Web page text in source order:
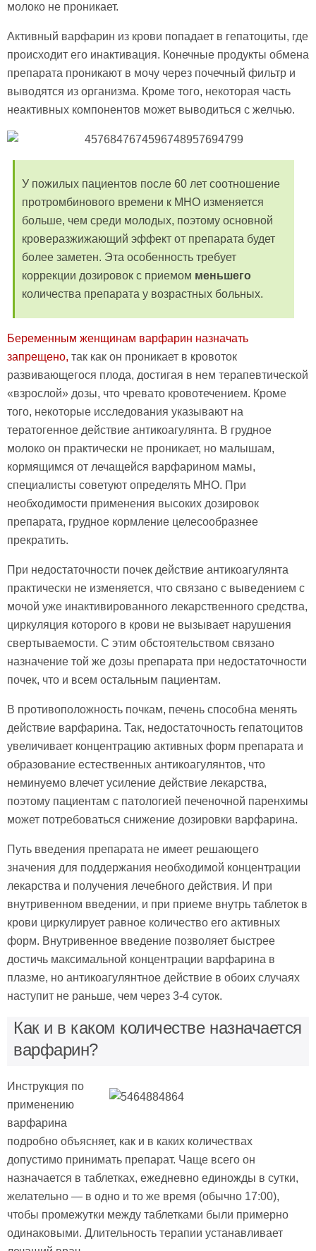
молоко не проникает.
Активный варфарин из крови попадает в гепатоциты, где
происходит его инактивация. Конечные продукты обмена
препарата проникают в мочу через почечный фильтр и
выводятся из организма. Кроме того, некоторая часть
неактивных компонентов может выводиться с желчью.
У пожилых пациентов после 60 лет соотношение
протромбинового времени к МНО изменяется
больше, чем среди молодых, поэтому основной
кроверазжижающий эффект от препарата будет
более заметен. Эта особенность требует
коррекции дозировок с приемом меньшего
количества препарата у возрастных больных.
Беременным женщинам варфарин назначать
запрещено, так как он проникает в кровоток
развивающегося плода, достигая в нем терапевтической
«взрослой» дозы, что чревато кровотечением. Кроме
того, некоторые исследования указывают на
тератогенное действие антикоагулянта. В грудное
молоко он практически не проникает, но малышам,
кормящимся от лечащейся варфарином мамы,
специалисты советуют определять МНО. При
необходимости применения высоких дозировок
препарата, грудное кормление целесообразнее
прекратить.
При недостаточности почек действие антикоагулянта
практически не изменяется, что связано с выведением с
мочой уже инактивированного лекарственного средства,
циркуляция которого в крови не вызывает нарушения
свертываемости. С этим обстоятельством связано
назначение той же дозы препарата при недостаточности
почек, что и всем остальным пациентам.
В противоположность почкам, печень способна менять
действие варфарина. Так, недостаточность гепатоцитов
увеличивает концентрацию активных форм препарата и
образование естественных антикоагулянтов, что
неминуемо влечет усиление действие лекарства,
поэтому пациентам с патологией печеночной паренхимы
может потребоваться снижение дозировки варфарина.
Путь введения препарата не имеет решающего
значения для поддержания необходимой концентрации
лекарства и получения лечебного действия. И при
внутривенном введении, и при приеме внутрь таблеток в
крови циркулирует равное количество его активных
форм. Внутривенное введение позволяет быстрее
достичь максимальной концентрации варфарина в
плазме, но антикоагулянтное действие в обоих случаях
наступит не раньше, чем через 3-4 суток.
Как и в каком количестве назначается
варфарин?
Инструкция по
применению
варфарина
подробно объясняет, как и в каких количествах
допустимо принимать препарат. Чаще всего он
назначается в таблетках, ежедневно единожды в сутки,
желательно — в одно и то же время (обычно 17:00),
чтобы промежутки между таблетками были примерно
одинаковыми. Длительность терапии устанавливает